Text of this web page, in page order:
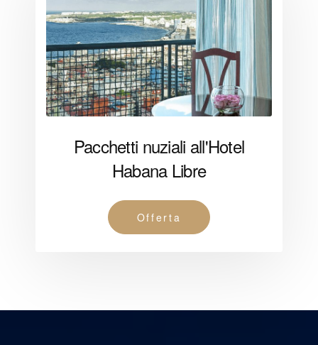
Pacchetti nuziali all'Hotel
Habana Libre
Offerta